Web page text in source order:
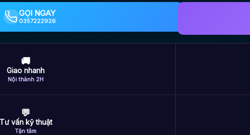
GỌI NGAY
0357222926
🚚
Giao nhanh
Nội thành 2H
💬
Tư vấn kỹ thuật
Tận tâm